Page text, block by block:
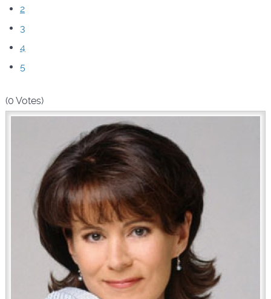
2
3
4
5
(0 Votes)